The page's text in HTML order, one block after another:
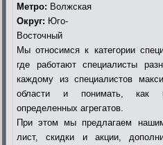
Метро: Волжская
Округ: Юго-
Восточный
Мы относимся к категории
где работают специалисты
каждому из специалистов
области и понимать, как
определенных агрегатов.
При этом мы предлагаем
лист, скидки и акции,